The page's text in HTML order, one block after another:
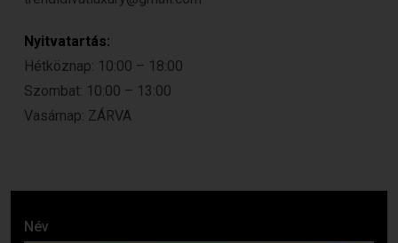
Név
Nyitvatartás:
Hétköznap: 10:00 – 18:00
Szombat: 10:00 – 13:00
Vasárnap: ZÁRVA